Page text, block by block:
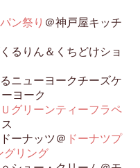
ン祭り ＠神戸屋キッチ
るりん＆くちどけショ
ニューヨークチーズケ
ヨーク
グリーンティーフラペ
ーナッツ＠ ドーナツプ
グリング